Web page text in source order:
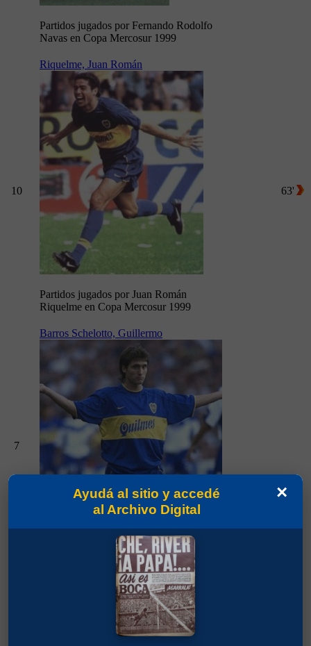
Partidos jugados por Fernando Rodolfo
Navas en Copa Mercosur 1999
10
Riquelme, Juan Román
Partidos jugados por Juan Román
Riquelme en Copa Mercosur 1999
63'
7
Barros Schelotto, Guillermo
Partidos jugados por Guillermo Barros
Schelotto en Copa Mercosur 1999
×
Ayudá al sitio y accedé
al Archivo Digital